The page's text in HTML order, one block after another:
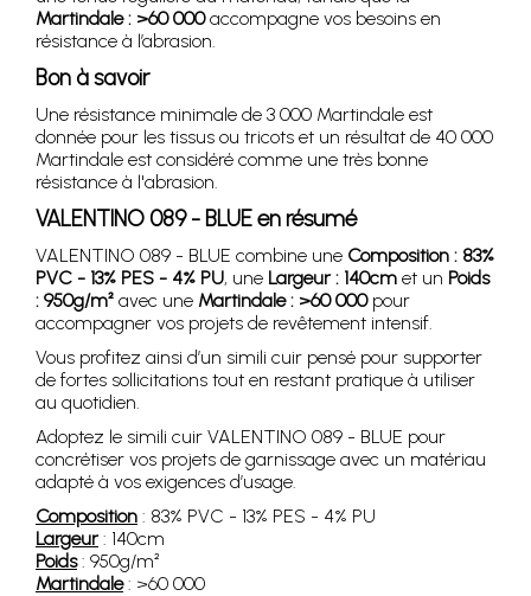
Martindale : >60 000accompagne vos besoins en
résistance à l’abrasion.
Bon à savoir
Une résistance minimale de 3 000 Martindale est
donnée pour les tissus ou tricots et un résultat de 40 000
Martindale est considéré comme une très bonne
résistance à l'abrasion.
VALENTINO 089 - BLUE en résumé
VALENTINO 089 - BLUE combine une Composition : 83%
PVC - 13% PES - 4% PU, une Largeur : 140cm et un Poids
: 950g/m² avec une Martindale : >60 000pour
accompagner vos projets de revêtement intensif.
Vous profitez ainsi d’un simili cuir pensé pour supporter
de fortes sollicitations tout en restant pratique à utiliser
au quotidien.
Adoptez le simili cuir VALENTINO 089 - BLUE pour
concrétiser vos projets de garnissage avec un matériau
adapté à vos exigences d’usage.
Composition : 83% PVC - 13% PES - 4% PU
Largeur: 140cm
Poids: 950g/m²
Martindale: >60 000